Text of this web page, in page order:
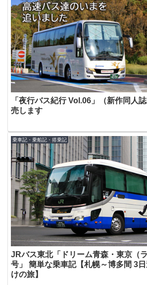
「夜行バス紀行 Vol.06」（新作同人
売します
乗車記・乗船記・搭乗記
JRバス東北「ドリーム青森・東京（
号」 簡単な乗車記【札幌～博多間 3
けの旅】